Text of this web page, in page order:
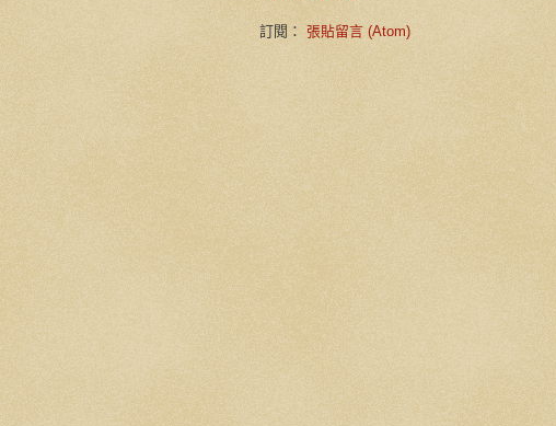
訂閱： 張貼留言 (Atom)